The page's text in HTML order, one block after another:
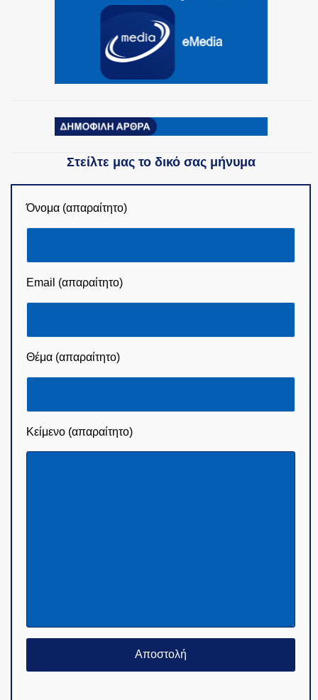
Στείλτε μας το δικό σας μήνυμα
Όνομα (απαραίτητο)
Email (απαραίτητο)
Θέμα (απαραίτητο)
Κείμενο (απαραίτητο)